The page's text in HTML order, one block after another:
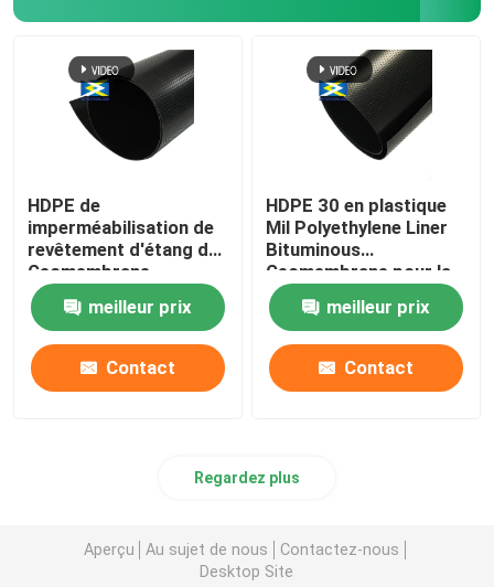
HDPE de
imperméabilisation de
revêtement d'étang de
Geomembrane
d'Underlayment pour le
réservoir de barrage
meilleur prix
Contact
HDPE 30 en plastique
Mil Polyethylene Liner
Bituminous
Geomembrane pour la
pisciculture
meilleur prix
Contact
Regardez plus
Aperçu Au sujet de nous
Contactez-nous
Desktop Site